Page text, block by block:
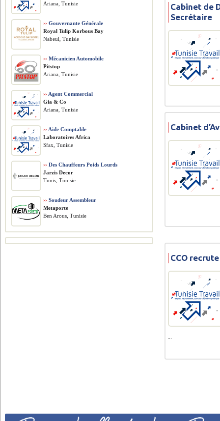
Cabinet de
Secrétaire
Cabinet
CCO
Ariana, Tunisie
›› Gouvernante Générale
Royal Tulip Korbous Bay
Nabeul, Tunisie
›› Mécanicien Automobile
Pitstop
Ariana, Tunisie
›› Agent Commercial
Gia & Co
Ariana, Tunisie
›› Aide Comptable
Laboratoires Africa
Sfax, Tunisie
›› Des Chauffeurs Poids Lourds
Jarzis Decor
Tunis, Tunisie
›› Soudeur Assembleur
Metaporte
Ben Arous, Tunisie